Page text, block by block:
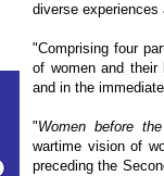
diverse experiences
"Comprising four
of women and their
and in the
"Women before
wartime vision of
preceding the